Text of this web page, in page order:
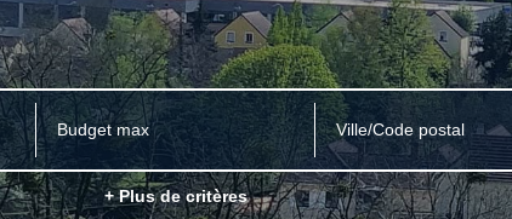
Ville/Code postal
+ Plus de critères